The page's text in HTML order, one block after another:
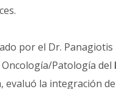
por el Dr. Panagiotis
Patología del
evaluó la integración de